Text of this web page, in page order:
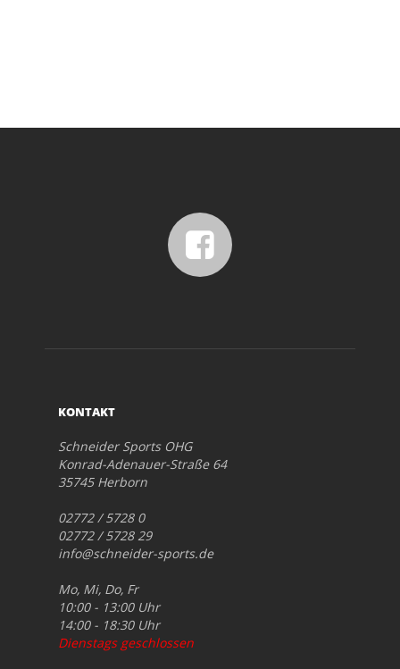
KONTAKT
Schneider Sports OHG
Konrad-Adenauer-Straße 64
35745 Herborn
02772 / 5728 0
02772 / 5728 29
info@schneider-sports.de
Mo, Mi, Do, Fr
10:00 - 13:00 Uhr
14:00 - 18:30 Uhr
Dienstags geschlossen